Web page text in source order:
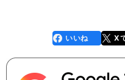
faceboo
k
いいね X